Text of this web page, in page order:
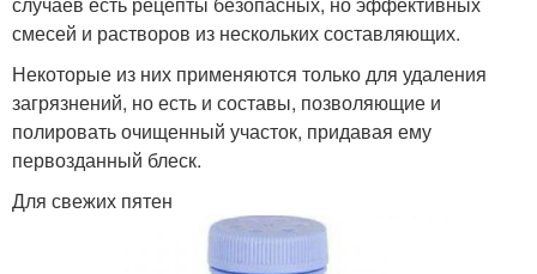
смесей и растворов из нескольких составляющих.
Некоторые из них применяются только для удаления
загрязнений, но есть и составы, позволяющие и
полировать очищенный участок, придавая ему
первозданный блеск.
Для свежих пятен